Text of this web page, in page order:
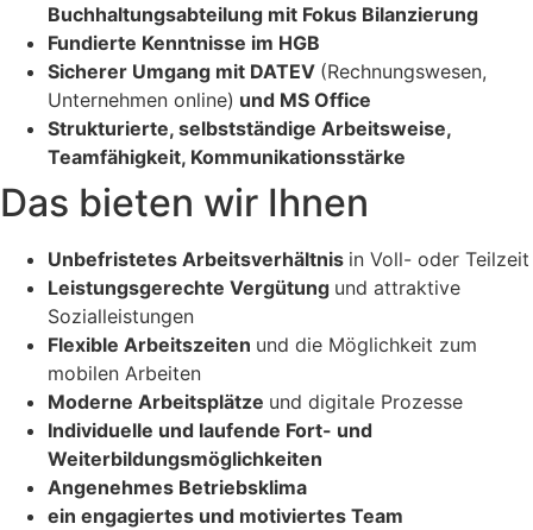
Buchhaltungsabteilung mit Fokus Bilanzierung
Fundierte Kenntnisse im HGB
Sicherer Umgang mit DATEV (Rechnungswesen,
Unternehmen online) und MS Office
Strukturierte, selbstständige Arbeitsweise,
Teamfähigkeit, Kommunikationsstärke
Das bieten wir Ihnen
Unbefristetes Arbeitsverhältnis in Voll- oder Teilzeit
Leistungsgerechte Vergütung und attraktive
Sozialleistungen
Flexible Arbeitszeiten und die Möglichkeit zum
mobilen Arbeiten
Moderne Arbeitsplätze und digitale Prozesse
Individuelle und laufende Fort- und
Weiterbildungsmöglichkeiten
Angenehmes Betriebsklima
ein engagiertes und motiviertes Team